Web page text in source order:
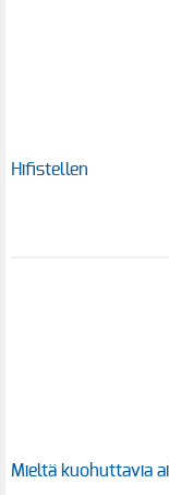
Hifistellen
Mieltä kuohuttavia